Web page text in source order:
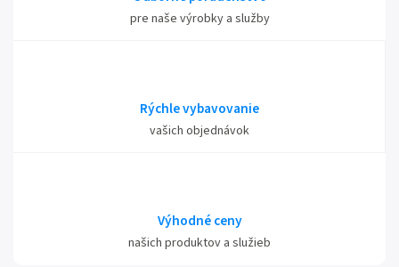
pre naše výrobky a služby
Rýchle vybavovanie
vašich objednávok
Výhodné ceny
našich produktov a služieb